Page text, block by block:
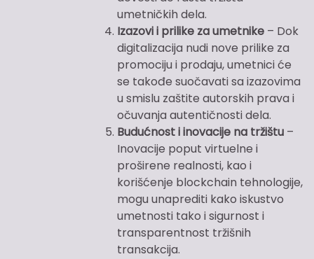
umetničkih dela.
Izazovi i prilike za umetnike – Dok
digitalizacija nudi nove prilike za
promociju i prodaju, umetnici će
se takođe suočavati sa izazovima
u smislu zaštite autorskih prava i
očuvanja autentičnosti dela.
Budućnost i inovacije na tržištu –
Inovacije poput virtuelne i
proširene realnosti, kao i
korišćenje blockchain tehnologije,
mogu unaprediti kako iskustvo
umetnosti tako i sigurnost i
transparentnost tržišnih
transakcija.